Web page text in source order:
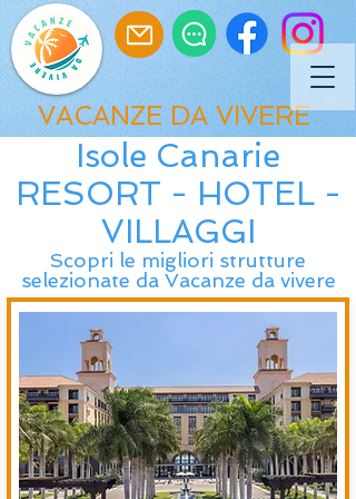
VACANZE DA VIVERE
Isole Canarie
RESORT - HOTEL -
VILLAGGI
Scopri le migliori strutture
selezionate da Vacanze da vivere